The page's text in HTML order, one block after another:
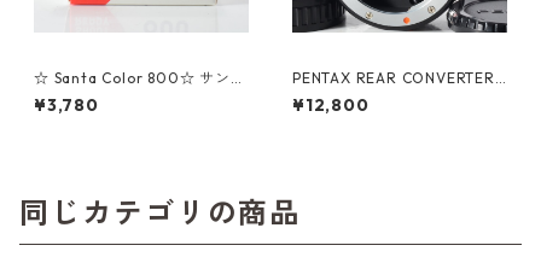
☆ Santa Color 800☆ サンタ
カラーネガフィルム 36枚撮り
(K058)
¥3,780
PENTAX REAR CONVERTER
K T6-2X ペンタックス (6138
9)
¥12,800
同じカテゴリの商品